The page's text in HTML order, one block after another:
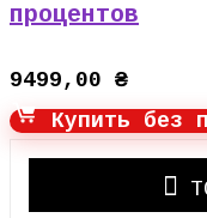
процентов
9499,00 ₴
Купить без